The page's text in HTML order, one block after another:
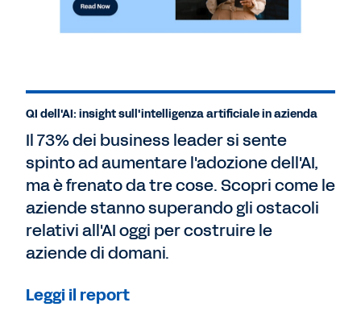
QI dell'AI: insight sull'intelligenza artificiale in azienda
Il 73% dei business leader si sente
spinto ad aumentare l'adozione dell'AI,
ma è frenato da tre cose. Scopri come le
aziende stanno superando gli ostacoli
relativi all'AI oggi per costruire le
aziende di domani.
Leggi il report